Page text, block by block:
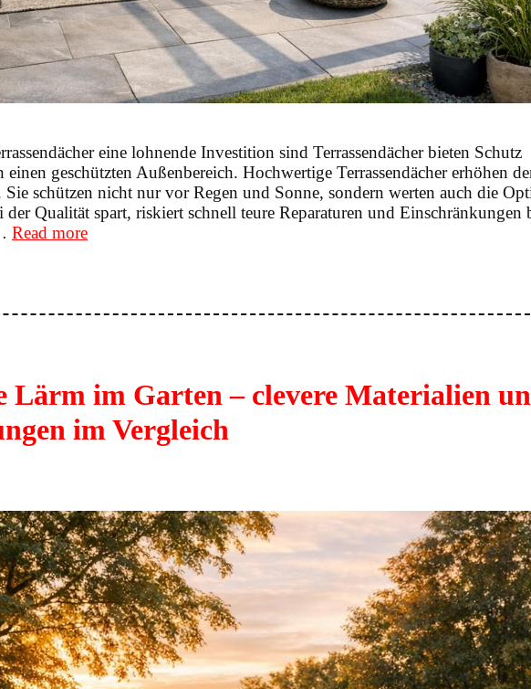
eine lohnende Investition sind Terrassendächer bieten Schutz
geschützten Außenbereich. Hochwertige Terrassendächer erhöhen
schützen nicht nur vor Regen und Sonne, sondern werten auch die
der Qualität spart, riskiert schnell teure Reparaturen und Einschränkungen
Read moreHochwertige
zu
Lärm im Garten – clevere Materialien
im Vergleich